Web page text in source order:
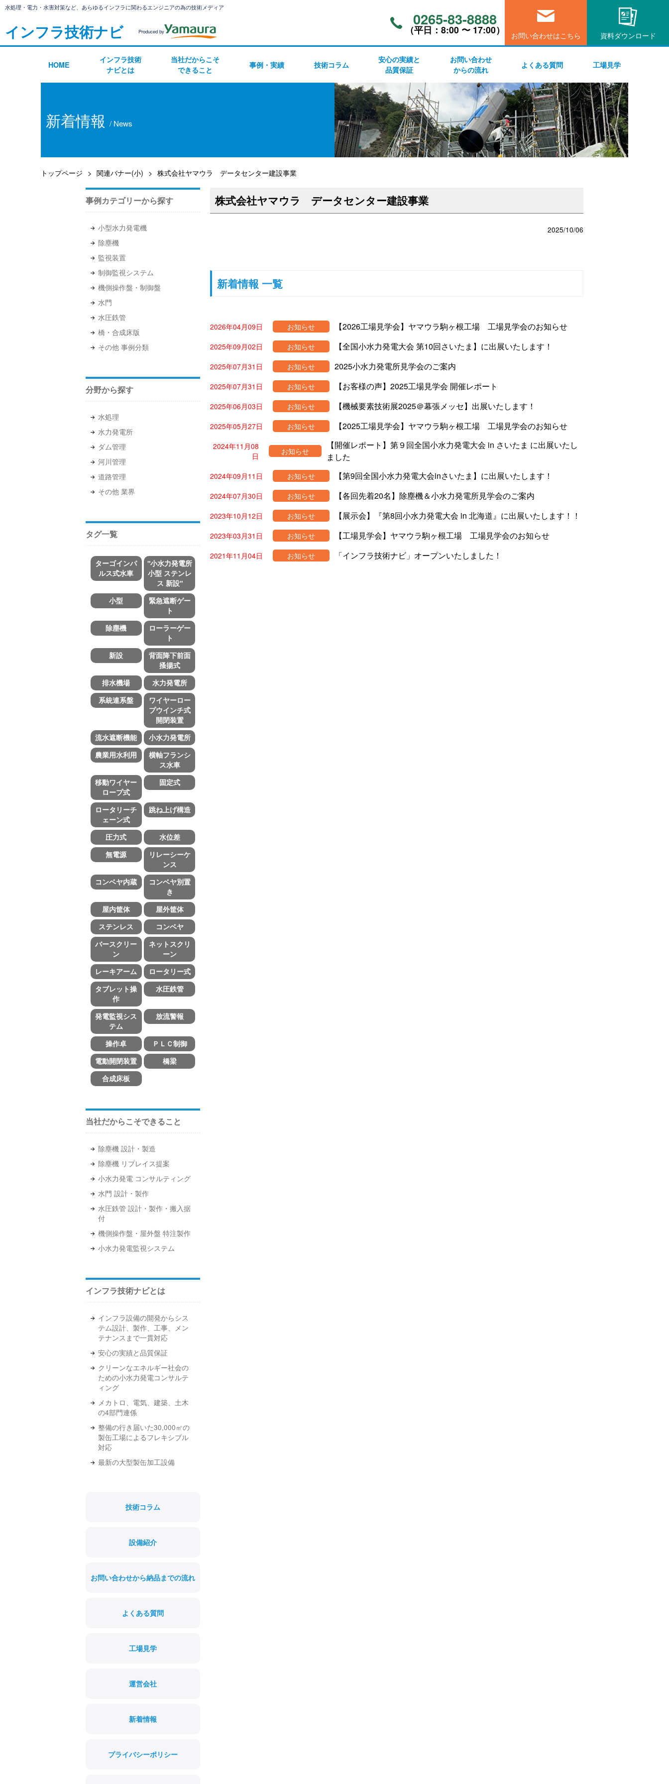
水処理・電力・水害対策など、あらゆるインフラに関わるエンジニアの為の技術メディア
インフラ技術ナビ Produced by
0265-83-8888
（平⽇：8:00 〜 17:00） お問い合わせはこちら 資料ダウンロード
HOME
インフラ技術
ナビとは
当社だからこそ
できること
事例・実績 技術コラム
安心の実績と
品質保証
お問い合わせ
からの流れ
よくある質問 工場見学
新着情報 / News
トップページ 関連バナー(小) 株式会社ヤマウラ データセンター建設事業
事例カテゴリーから探す
小型水力発電機
除塵機
監視装置
制御監視システム
機側操作盤・制御盤
水門
水圧鉄管
橋・合成床版
その他 事例分類
分野から探す
水処理
水力発電所
ダム管理
河川管理
道路管理
その他 業界
タグ一覧
ターゴインパ
ルス式水車
"小水力発電所
小型 ステンレ
ス 新設"
小型
緊急遮断ゲー
ト
除塵機
ローラーゲー
ト
新設
背面降下前面
搔揚式
排水機場
水力発電所
系統連系盤
ワイヤーロー
プウインチ式
開閉装置
流水遮断機能
小水力発電所
農業用水利用
横軸フランシ
ス水車
移動ワイヤー
ロープ式
固定式
ロータリーチ
ェーン式
跳ね上げ構造
圧力式
水位差
無電源
リレーシーケ
ンス
コンベヤ内蔵
コンベヤ別置
き
屋内筐体
屋外筐体
ステンレス
コンベヤ
バースクリー
ン
ネットスクリ
ーン
レーキアーム
ロータリー式
タブレット操
作
水圧鉄管
発電監視シス
テム
放流警報
操作卓
ＰＬＣ制御
電動開閉装置
橋梁
合成床板
当社だからこそできること
除塵機 設計・製造
除塵機 リプレイス提案
小水力発電 コンサルティング
水門 設計・製作
水圧鉄管 設計・製作・搬入据
付
機側操作盤・屋外盤 特注製作
小水力発電監視システム
インフラ技術ナビとは
インフラ設備の開発からシス
テム設計、製作、工事、メン
テナンスまで一貫対応
安心の実績と品質保証
クリーンなエネルギー社会の
ための小水力発電コンサルテ
ィング
メカトロ、電気、建築、土木
の4部門連係
整備の行き届いた30,000㎡の
製缶工場によるフレキシブル
対応
最新の大型製缶加工設備
技術コラム
設備紹介
お問い合わせから納品までの流れ
よくある質問
工場見学
運営会社
新着情報
プライバシーポリシー
株式会社ヤマウラ データセンター建設事業
2025/10/06
新着情報 一覧
2026年04月09日 お知らせ 【2026工場見学会】ヤマウラ駒ヶ根工場 工場見学会のお知らせ
2025年09月02日 お知らせ 【全国小水力発電大会 第10回さいたま】に出展いたします！
2025年07月31日 お知らせ 2025小水力発電所見学会のご案内
2025年07月31日 お知らせ 【お客様の声】2025工場見学会 開催レポート
2025年06月03日 お知らせ 【機械要素技術展2025＠幕張メッセ】出展いたします！
2025年05月27日 お知らせ 【2025工場見学会】ヤマウラ駒ヶ根工場 工場見学会のお知らせ
2024年11月08
日
お知らせ
【開催レポート】第９回全国小水力発電大会 in さいたま に出展いたし
ました
2024年09月11日 お知らせ 【第9回全国小水力発電大会inさいたま】に出展いたします！
2024年07月30日 お知らせ 【各回先着20名】除塵機＆小水力発電所見学会のご案内
2023年10月12日 お知らせ 【展示会】『第8回小水力発電大会 in 北海道』に出展いたします！！
2023年03月31日 お知らせ 【工場見学会】ヤマウラ駒ヶ根工場 工場見学会のお知らせ
2021年11月04日 お知らせ 「インフラ技術ナビ」オープンいたしました！